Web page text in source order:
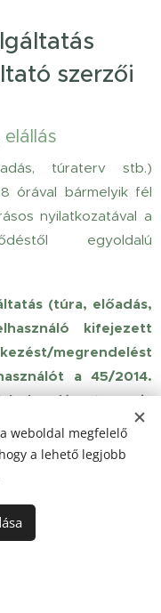
szerzői
túraterv stb.)
órával bármelyik fél
nyilatkozatával a
egyoldalú
(túra, előadás,
kifejezett
megrendelést
a 45/2014.
bekezdés m) pontja
foglaltakon
a tájékoztatást
megrendeléssel
nyújtásának 14
eltérő esetben,
weboldal megfelelő
a lehető legjobb